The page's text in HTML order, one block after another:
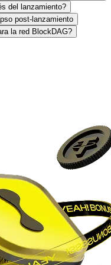
del lanzamiento?
post-lanzamiento
la red BlockDAG?